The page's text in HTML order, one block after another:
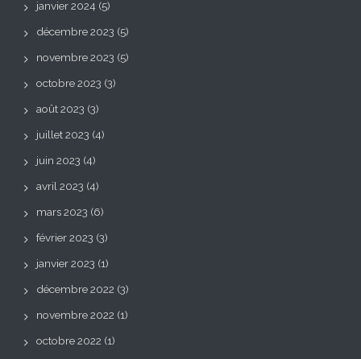
janvier 2024 (5)
décembre 2023 (5)
novembre 2023 (5)
octobre 2023 (3)
août 2023 (3)
juillet 2023 (4)
juin 2023 (4)
avril 2023 (4)
mars 2023 (6)
février 2023 (3)
janvier 2023 (1)
décembre 2022 (3)
novembre 2022 (1)
octobre 2022 (1)